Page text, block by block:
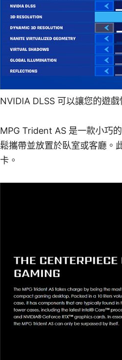
NVIDIA DLSS 可以讓您的遊戲
MPG Trident AS 是一款小巧
鬆攜帶並放置於臥室或客廳。
卡。